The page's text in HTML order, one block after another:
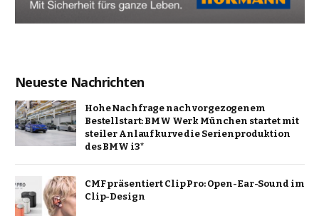
Neueste Nachrichten
Hohe Nachfrage nach vorgezogenem
Bestellstart: BMW Werk München startet mit
steiler Anlaufkurve die Serienproduktion
des BMW i3*
CMF präsentiert Clip Pro: Open-Ear-Sound im
Clip-Design